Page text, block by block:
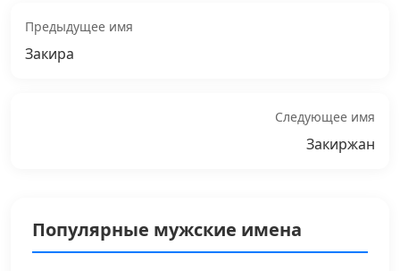
Предыдущее имя
Закира
Следующее имя
Закиржан
Популярные мужские имена